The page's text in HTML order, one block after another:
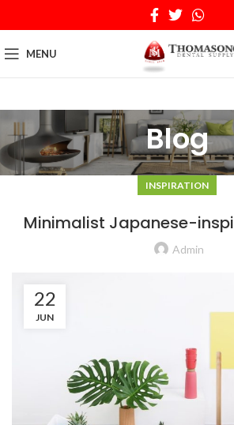
MENU
Blog
INSPIRATION
Minimalist Japanese-
Admin
22
JUN